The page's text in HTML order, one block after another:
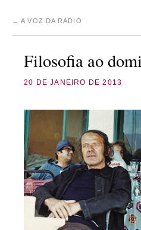
← A VOZ DA RÁDIO
Filosofia ao
20 DE JANEIRO DE 2013